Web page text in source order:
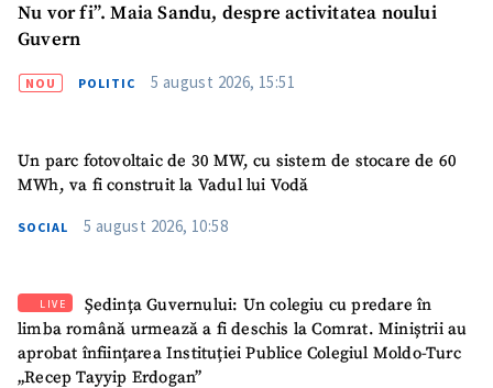
Nu vor fi”. Maia Sandu, despre activitatea noului
Guvern
NOU POLITIC 5 august 2026, 15:51
Un parc fotovoltaic de 30 MW, cu sistem de stocare de 60
MWh, va fi construit la Vadul lui Vodă
SOCIAL 5 august 2026, 10:58
LIVE
Ședința Guvernului: Un colegiu cu predare în
limba română urmează a fi deschis la Comrat. Miniștrii au
aprobat înființarea Instituției Publice Colegiul Moldo-Turc
„Recep Tayyip Erdogan”